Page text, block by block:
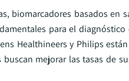
biomarcadores basados en
para el diagnóstico
Healthineers y Philips
mejorar las tasas de